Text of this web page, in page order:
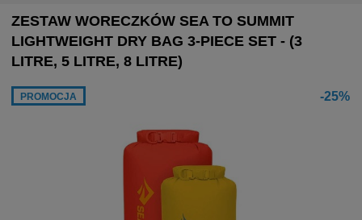
ZESTAW WORECZKÓW SEA TO SUMMIT
LIGHTWEIGHT DRY BAG 3-PIECE SET - (3
LITRE, 5 LITRE, 8 LITRE)
PROMOCJA -25%